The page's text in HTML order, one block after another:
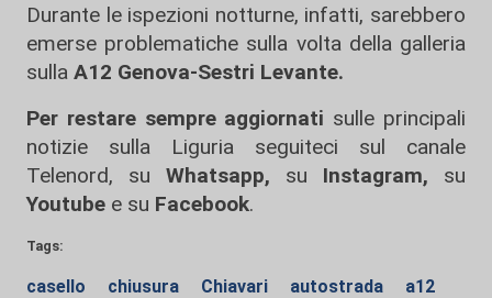
Durante le ispezioni notturne, infatti, sarebbero
emerse problematiche sulla volta della galleria
sulla A12 Genova-Sestri Levante.
Per restare sempre aggiornati sulle principali
notizie sulla Liguria seguiteci sul canale
Telenord, su
Whatsapp, su Instagram, su
Youtube e su Facebook.
Tags:
casello chiusura Chiavari autostrada
a12